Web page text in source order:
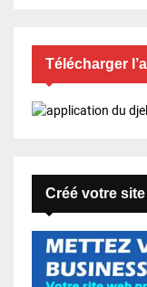
Télécharger
Créé votre